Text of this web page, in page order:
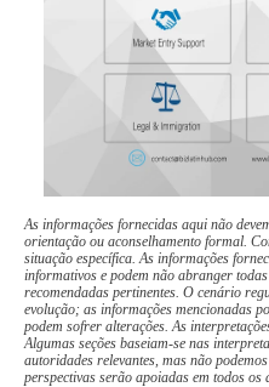
As informações fornecidas aqui não
orientação ou aconselhamento formal.
situação específica. As informações
informativos e podem não abranger
recomendadas pertinentes. O cenário
evolução; as informações mencionadas
podem sofrer alterações. As
Algumas seções baseiam-se nas
autoridades relevantes, mas não
perspectivas serão apoiadas em todos os